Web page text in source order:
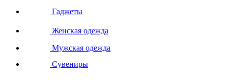
Гаджеты
Женская одежда
Мужская одежда
Сувениры